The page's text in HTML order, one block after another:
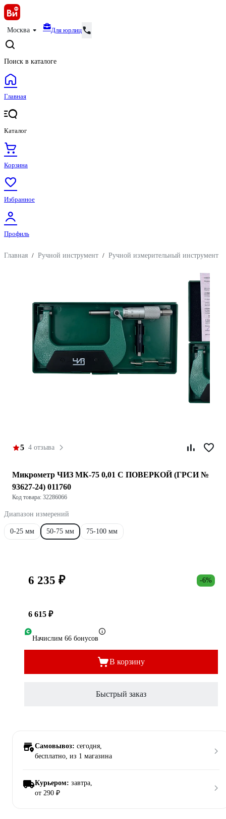
Москва Для юрлиц
Поиск в каталоге
Главная
Каталог
Корзина
Избранное
Профиль
Главная / Ручной инструмент / Ручной измерительный инструмент
5 4 отзыва
Микрометр ЧИЗ МК-75 0,01 С ПОВЕРКОЙ (ГРСИ №
93627-24) 011760
Код товара: 32286066
Диапазон измерений
0-25 мм 50-75 мм 75-100 мм
6 235 ₽ -6%
6 615 ₽
Начислим 66 бонусов
В корзину
Быстрый заказ
Самовывоз: сегодня,
бесплатно, из 1 магазина
Курьером: завтра,
от 290 ₽